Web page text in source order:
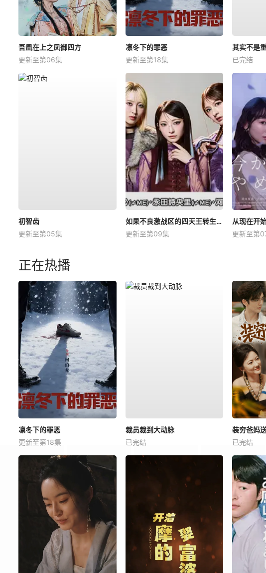
吾凰在上之凤御四方
更新至第06集
凛冬下的罪恶
更新至第18集
其实不是
已完结
初智齿
更新至第05集
如果不良激战区的四天王转生成了偶像团体？
更新至第09集
从现在开
更新至第
正在热播
凛冬下的罪恶
更新至第18集
裁员裁到大动脉
已完结
装穷爸妈
已完结